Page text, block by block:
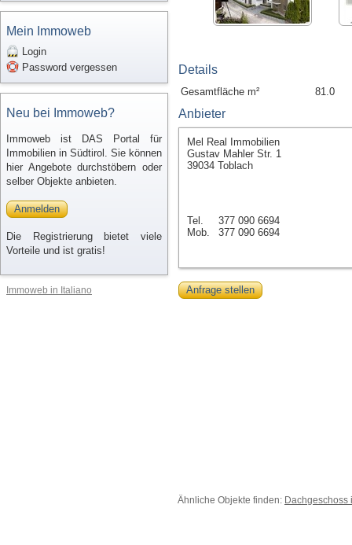
Mein Immoweb
Login
Password vergessen
Neu bei Immoweb?
Immoweb ist DAS Portal für
Immobilien in Südtirol. Sie können
hier Angebote durchstöbern oder
selber Objekte anbieten.
Anmelden
Die Registrierung bietet viele
Vorteile und ist gratis!
Immoweb in Italiano
Details
Gesamtfläche m² 81.0
Anbieter
Mel Real Immobilien
Gustav Mahler Str. 1
39034 Toblach
Tel.
377 090 6694
Mob.
377 090 6694
Anfrage stellen
Ähnliche Objekte finden: Dachgeschoss